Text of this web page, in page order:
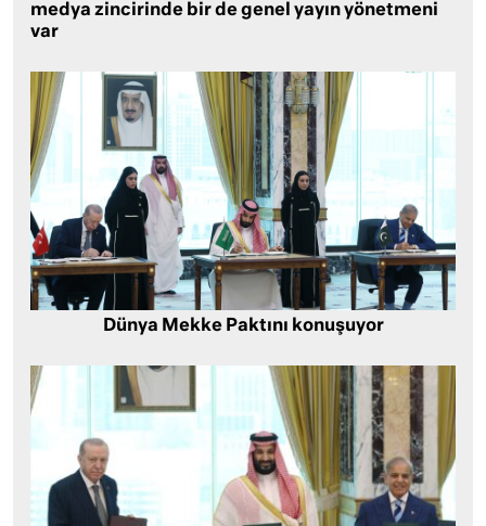
medya zincirinde bir de genel yayın yönetmeni
var
Dünya Mekke Paktını konuşuyor